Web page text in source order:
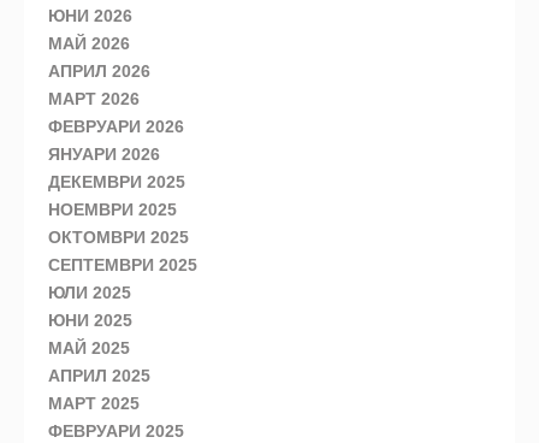
ЮНИ 2026
МАЙ 2026
АПРИЛ 2026
МАРТ 2026
ФЕВРУАРИ 2026
ЯНУАРИ 2026
ДЕКЕМВРИ 2025
НОЕМВРИ 2025
ОКТОМВРИ 2025
СЕПТЕМВРИ 2025
ЮЛИ 2025
ЮНИ 2025
МАЙ 2025
АПРИЛ 2025
МАРТ 2025
ФЕВРУАРИ 2025